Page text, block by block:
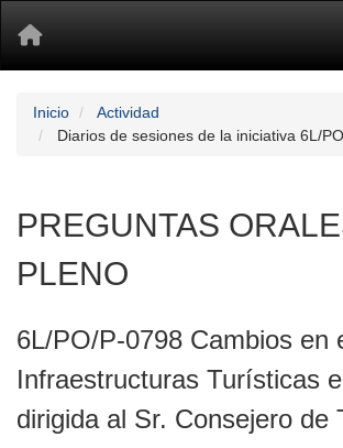
Inicio
Actividad
Diarios de sesiones de la iniciativa 6L/
PREGUNTAS
PLENO
6L/PO/P-0798 Cambios en
Infraestructuras Turísticas
dirigida al Sr. Consejero de